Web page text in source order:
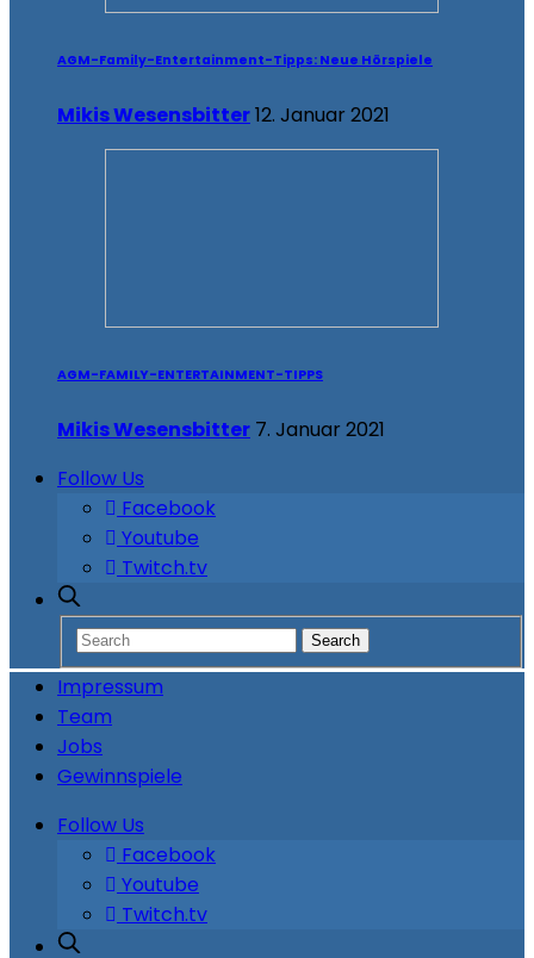
AGM-Family-Entertainment-Tipps: Neue Hörspiele
Mikis Wesensbitter12. Januar 2021
AGM-FAMILY-ENTERTAINMENT-TIPPS
Mikis Wesensbitter 7. Januar 2021
Follow Us
Facebook
Youtube
Twitch.tv
Impressum
Team
Jobs
Gewinnspiele
Follow Us
Facebook
Youtube
Twitch.tv